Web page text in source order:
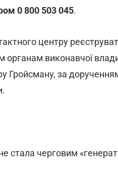
0 800 503 045.
центру
органам виконавчої
Гройсману, за
стала черговим